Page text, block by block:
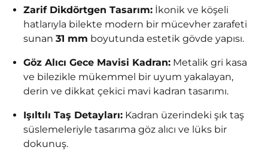
Zarif Dikdörtgen Tasarım: İkonik ve köşeli
hatlarıyla bilekte modern bir mücevher zarafeti
sunan31 mm boyutunda estetik gövde yapısı.
Göz Alıcı Gece Mavisi Kadran: Metalik gri kasa
ve bilezikle mükemmel bir uyum yakalayan,
derin ve dikkat çekici mavi kadran tasarımı.
Işıltılı Taş Detayları: Kadran üzerindeki şık taş
süslemeleriyle tasarıma göz alıcı ve lüks bir
dokunuş.